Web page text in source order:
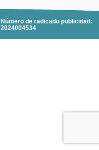
Número de radicado publicidad:
2024004534